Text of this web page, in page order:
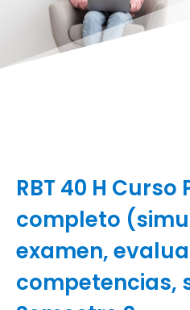
RBT 40 H
completo
examen,
competencias,